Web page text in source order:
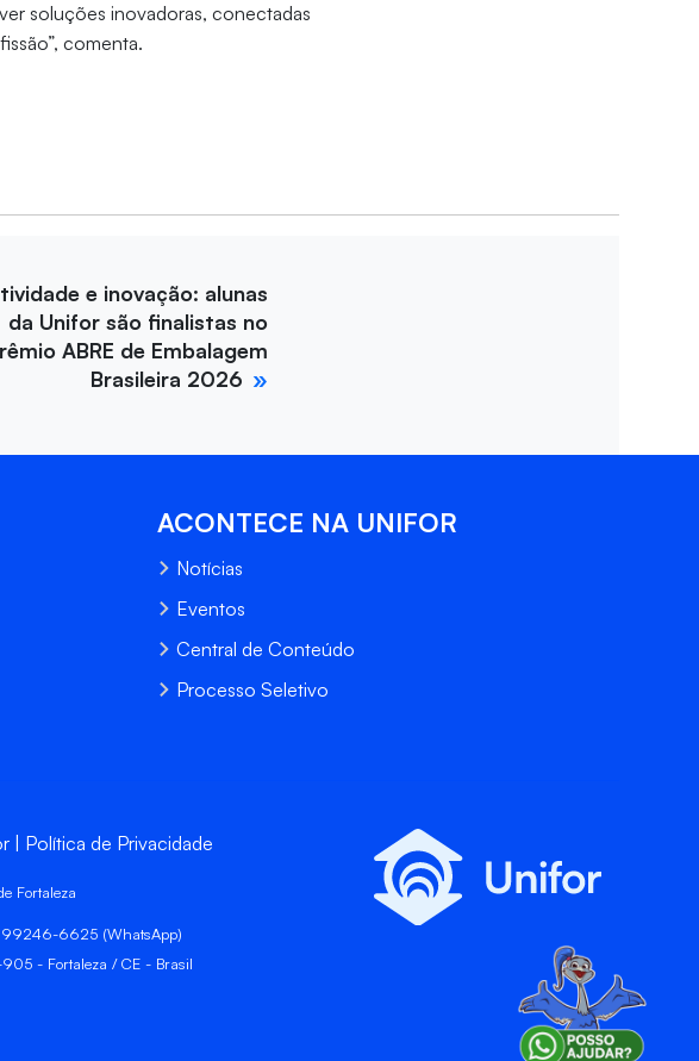
soluções inovadoras, conectadas
comenta.
e inovação: alunas
da Unifor são finalistas no
ABRE de Embalagem
Brasileira 2026
ACONTECE NA UNIFOR
Notícias
Eventos
Central de Conteúdo
Processo Seletivo
Política de Privacidade
Fortaleza
6625 (WhatsApp)
905 - Fortaleza / CE - Brasil